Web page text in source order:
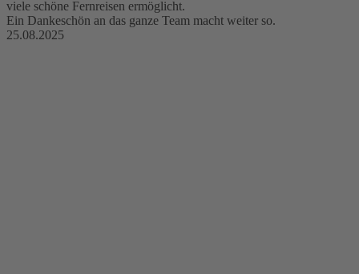
viele schöne Fernreisen ermöglicht.
Ein Dankeschön an das ganze Team macht weiter so.
25.08.2025